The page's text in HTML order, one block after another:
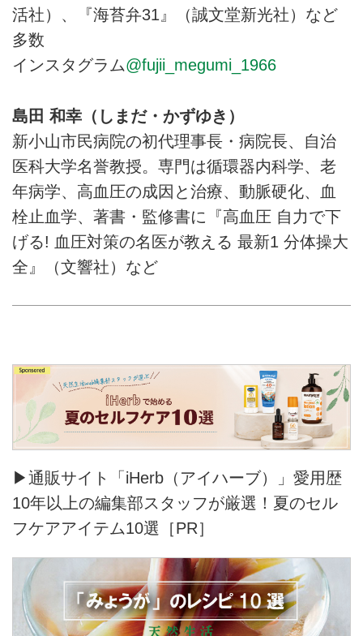
活社）、『海苔弁31』（誠文堂新光社）など
多数
インスタグラム@fujii_megumi_1966
島田 和幸（しまだ・かずゆき）
新小山市民病院の初代理事長・病院長、自治
医科大学名誉教授。専門は循環器内科学、老
年病学、高血圧の成因と治療、動脈硬化、血
栓止血学、著書・監修書に『高血圧 自力で下
げる! 血圧対策の名医が教える 最新1 分体操大
全』（文響社）など
▶通販サイト「iHerb（アイハーブ）」愛用歴
10年以上の編集部スタッフが厳選！夏のセル
フケアアイテム10選［PR］